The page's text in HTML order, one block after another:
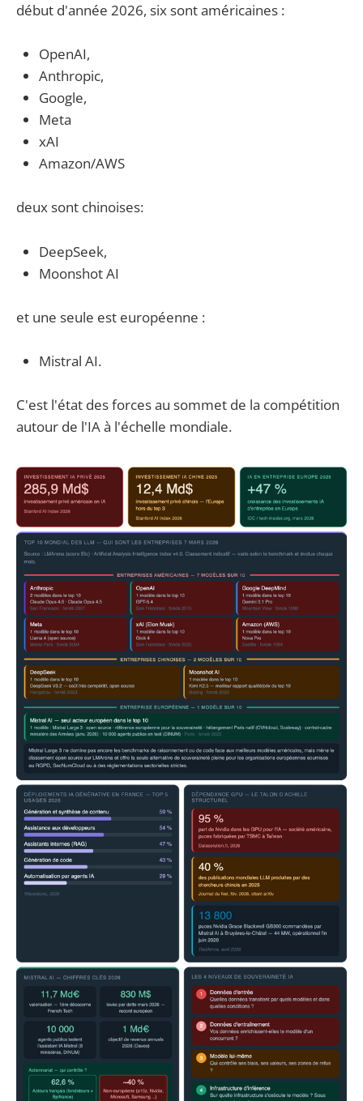
début d'année 2026, six sont américaines :
OpenAI,
Anthropic,
Google,
Meta
xAI
Amazon/AWS
deux sont chinoises:
DeepSeek,
Moonshot AI
et une seule est européenne :
Mistral AI.
C'est l'état des forces au sommet de la compétition
autour de l'IA à l'échelle mondiale.